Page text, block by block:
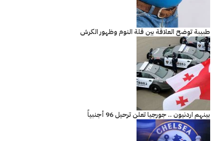
طبيبة توضح العلاقة بين قلة النوم وظهور الكرش
بينهم اردنيون .. جورجيا تعلن ترحيل 96 أجنبياً